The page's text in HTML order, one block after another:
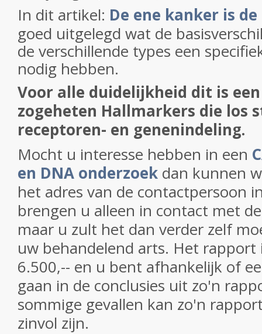
In dit artikel: De ene kanker is
goed uitgelegd wat de
de verschillende types een
nodig hebben.
Voor alle duidelijkheid dit is
zogeheten Hallmarkers die los
receptoren- en genenindeling.
Mocht u interesse hebben in een
en DNA onderzoek dan kunnen
het adres van de contactpersoon
brengen u alleen in contact met
maar u zult het dan verder zelf
uw behandelend arts. Het
6.500,-- en u bent afhankelijk of
gaan in de conclusies uit zo'n
sommige gevallen kan zo'n
zinvol zijn.